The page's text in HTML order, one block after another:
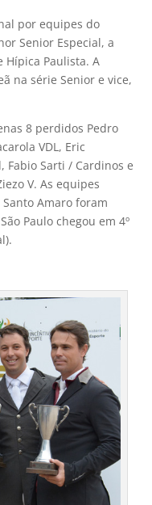
por equipes do
Senior Especial, a
Hípica Paulista. A
na série Senior e vice,
8 perdidos Pedro
VDL, Eric
Fabio Sarti / Cardinos e
V. As equipes
Amaro foram
Paulo chegou em 4º